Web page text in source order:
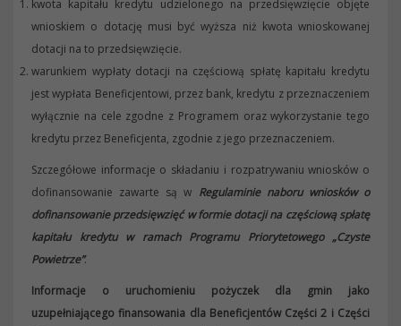
kwota kapitału kredytu udzielonego na przedsięwzięcie objęte
wnioskiem o dotację musi być wyższa niż kwota wnioskowanej
dotacji na to przedsięwzięcie.
warunkiem wypłaty dotacji na częściową spłatę kapitału kredytu
jest wypłata Beneficjentowi, przez bank, kredytu z przeznaczeniem
wyłącznie na cele zgodne z Programem oraz wykorzystanie tego
kredytu przez Beneficjenta, zgodnie z jego przeznaczeniem.
Szczegółowe informacje o składaniu i rozpatrywaniu wniosków o
dofinansowanie zawarte są w Regulaminie naboru wniosków o
dofinansowanie przedsięwzięć w formie dotacji na częściową spłatę
kapitału kredytu w ramach Programu Priorytetowego „Czyste
Powietrze”.
Informacje o uruchomieniu pożyczek dla gmin jako
uzupełniającego finansowania dla Beneficjentów Części 2 i Części